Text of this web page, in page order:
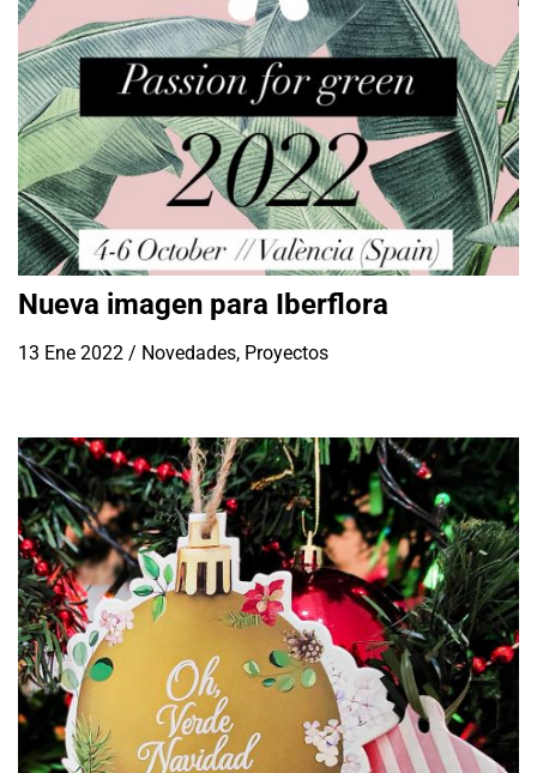
Nueva imagen para Iberflora
13 Ene 2022 / Novedades, Proyectos